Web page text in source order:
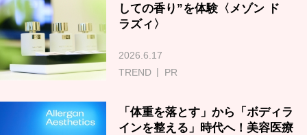
しての香り”を体験〈メゾン ド
ラズィ〉
2026.6.17
TREND
PR
「体重を落とす」から「ボディラ
インを整える」時代へ！美容医療